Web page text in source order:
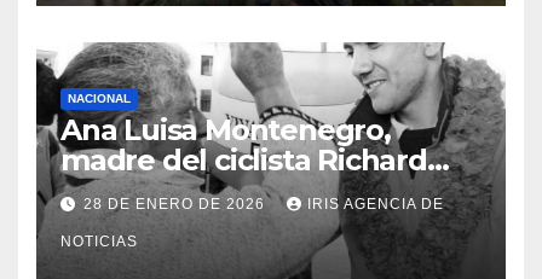
NACIONAL
Ana Luisa Montenegro,
madre del ciclista Richard
Carapaz falleció en Tulcán, a
los 73 años
28 DE ENERO DE 2026 IRIS AGENCIA DE
NOTICIAS